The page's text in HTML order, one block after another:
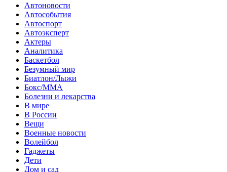
Автоновости
Автособытия
Автоспорт
Автоэксперт
Актеры
Аналитика
Баскетбол
Безумный мир
Биатлон/Лыжи
Бокс/MMA
Болезни и лекарства
В мире
В России
Вещи
Военные новости
Волейбол
Гаджеты
Дети
Дом и сад